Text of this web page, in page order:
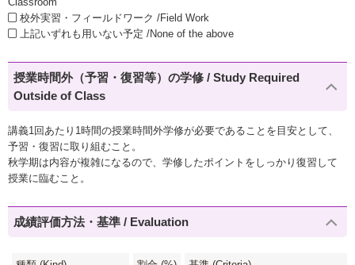
校外実習・フィールドワーク /Field Work
上記いずれも用いない予定 /None of the above
授業時間外（予習・復習等）の学修 / Study Required
Outside of Class
講義1回あたり1時間の授業時間外学修が必要であることを目安として、
予習・復習に取り組むこと。
秋学期は内容が複雑になるので、学修したポイントをしっかり復習して
授業に臨むこと。
成績評価方法・基準 / Evaluation